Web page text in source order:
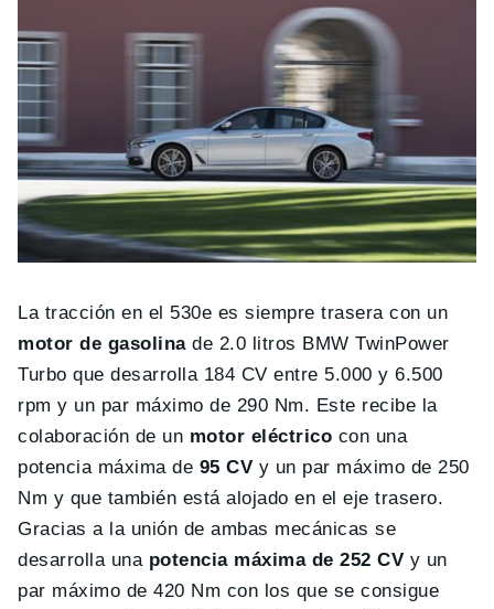
La tracción en el 530e es siempre trasera con un
motor de gasolinade 2.0 litros BMW TwinPower
Turbo que desarrolla 184 CV entre 5.000 y 6.500
rpm y un par máximo de 290 Nm. Este recibe la
colaboración de un motor eléctrico con una
potencia máxima de 95 CV y un par máximo de 250
Nm y que también está alojado en el eje trasero.
Gracias a la unión de ambas mecánicas se
desarrolla una potencia máxima de 252 CV y un
par máximo de 420 Nm con los que se consigue